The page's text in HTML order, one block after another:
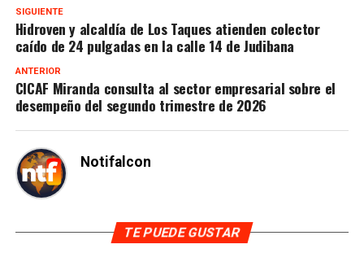
SIGUIENTE
Hidroven y alcaldía de Los Taques atienden colector
caído de 24 pulgadas en la calle 14 de Judibana
ANTERIOR
CICAF Miranda consulta al sector empresarial sobre el
desempeño del segundo trimestre de 2026
Notifalcon
TE PUEDE GUSTAR